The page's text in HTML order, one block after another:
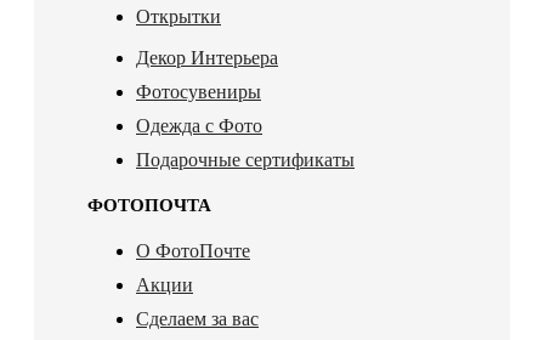
Открытки
Декор Интерьера
Фотосувениры
Одежда с Фото
Подарочные сертификаты
ФОТОПОЧТА
О ФотоПочте
Акции
Сделаем за вас